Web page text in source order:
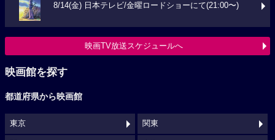
8/14(金) 日本テレビ/金曜ロードショーにて(21:00〜)
映画TV放送スケジュールへ
映画館を探す
都道府県から映画館
東京 関東